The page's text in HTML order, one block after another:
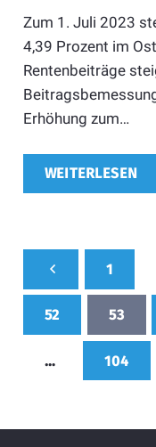
Zum 1. Juli 2023
4,39 Prozent im
Rentenbeiträge
Erhöhung zum…
WEITERLESEN
1
52 53
… 104